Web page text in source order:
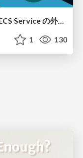
Service Connect 上のサービスに ECS Service の外側から到達できなかった話
1 130